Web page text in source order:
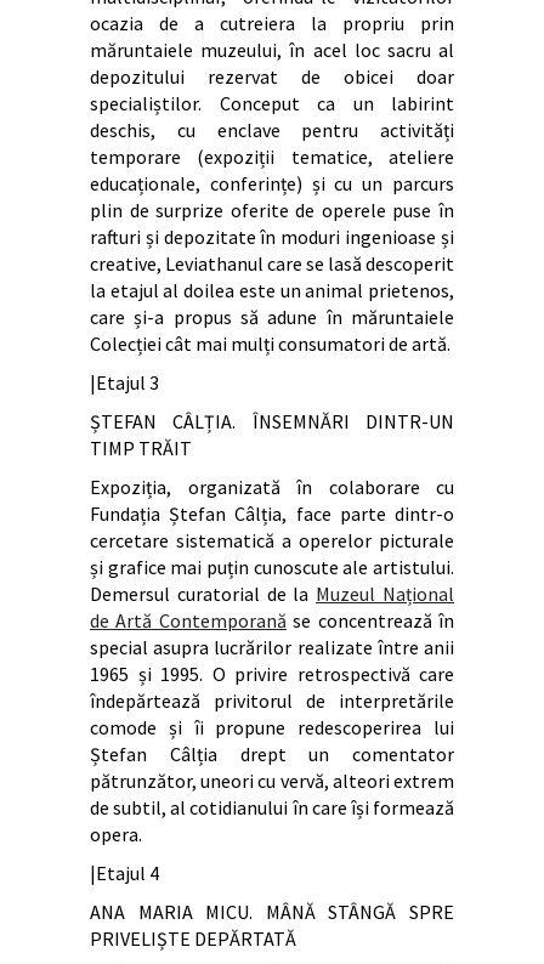
ocazia de a cutreiera la propriu prin
măruntaiele muzeului, în acel loc sacru al
depozitului rezervat de obicei doar
specialiștilor. Conceput ca un labirint
deschis, cu enclave pentru activități
temporare (expoziții tematice, ateliere
educaționale, conferințe) și cu un parcurs
plin de surprize oferite de operele puse în
rafturi și depozitate în moduri ingenioase și
creative, Leviathanul care se lasă descoperit
la etajul al doilea este un animal prietenos,
care și-a propus să adune în măruntaiele
Colecției cât mai mulți consumatori de artă.
|Etajul 3
ȘTEFAN CÂLȚIA. ÎNSEMNĂRI DINTR-UN
TIMP TRĂIT
Expoziția, organizată în colaborare cu
Fundația Ștefan Câlția, face parte dintr-o
cercetare sistematică a operelor picturale
și grafice mai puțin cunoscute ale artistului.
Demersul curatorial de la Muzeul Național
de Artă Contemporană se concentrează în
special asupra lucrărilor realizate între anii
1965 și 1995. O privire retrospectivă care
îndepărtează privitorul de interpretările
comode și îi propune redescoperirea lui
Ștefan Câlția drept un comentator
pătrunzător, uneori cu vervă, alteori extrem
de subtil, al cotidianului în care își formează
opera.
|Etajul 4
ANA MARIA MICU. MÂNĂ STÂNGĂ SPRE
PRIVELIȘTE DEPĂRTATĂ